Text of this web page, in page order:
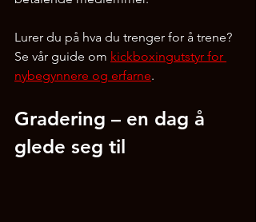
Lurer du på hva du trenger for å trene?
Se vår guide om kickboxingutstyr for
nybegynnere og erfarne.
Gradering – en dag å
glede seg til